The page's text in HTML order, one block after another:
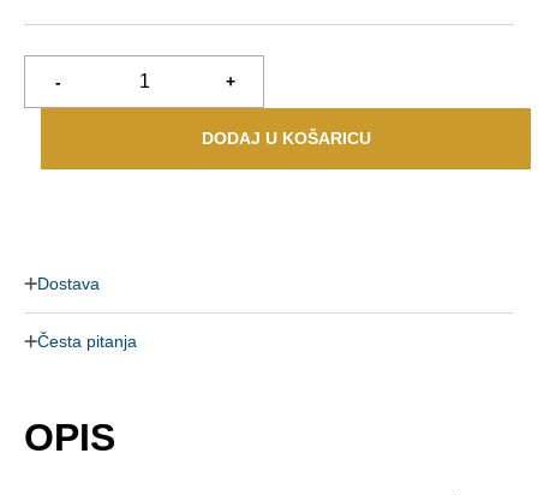
- +
DODAJ U KOŠARICU
Dostava
Česta pitanja
OPIS